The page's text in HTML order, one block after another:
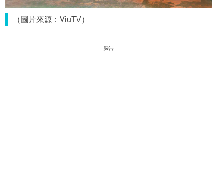
（圖片來源：ViuTV）
廣告